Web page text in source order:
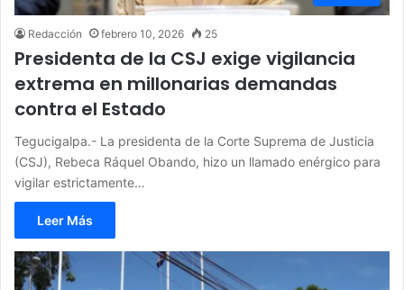
Redacción febrero 10, 2026 25
Presidenta de la CSJ exige vigilancia
extrema en millonarias demandas
contra el Estado
Tegucigalpa.- La presidenta de la Corte Suprema de Justicia
(CSJ), Rebeca Ráquel Obando, hizo un llamado enérgico para
vigilar estrictamente…
Leer Más